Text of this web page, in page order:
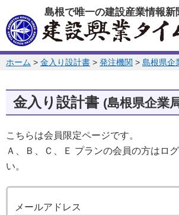
このページの本文へ
島根で唯一の建設産業情報新
このページの位置:
ホーム > 金入り設計書 > 発注機関 > 島根県企
金入り設計書 (島根県企業
こちらは会員限定ページです。
Ａ、Ｂ、Ｃ、Ｅ プランの会員の方はロ
い。
メールアドレス